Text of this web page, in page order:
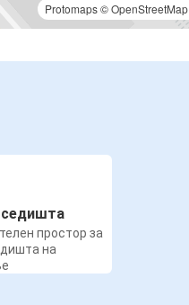
Protomaps©OpenStreetMap
простор за
на